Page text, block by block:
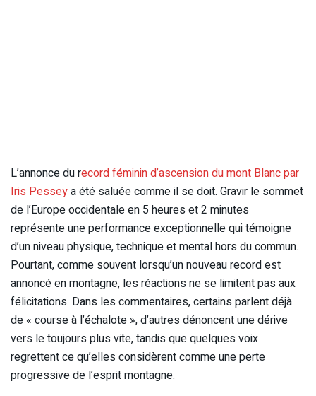
L’annonce du record féminin d’ascension du mont Blanc par
Iris Pesseya été saluée comme il se doit. Gravir le sommet
de l’Europe occidentale en 5 heures et 2 minutes
représente une performance exceptionnelle qui témoigne
d’un niveau physique, technique et mental hors du commun.
Pourtant, comme souvent lorsqu’un nouveau record est
annoncé en montagne, les réactions ne se limitent pas aux
félicitations. Dans les commentaires, certains parlent déjà
de « course à l’échalote », d’autres dénoncent une dérive
vers le toujours plus vite, tandis que quelques voix
regrettent ce qu’elles considèrent comme une perte
progressive de l’esprit montagne.